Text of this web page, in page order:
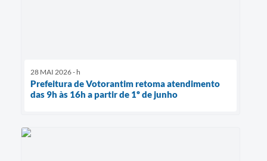
28 MAI 2026 - h
Prefeitura de Votorantim retoma atendimento
das 9h às 16h a partir de 1º de junho